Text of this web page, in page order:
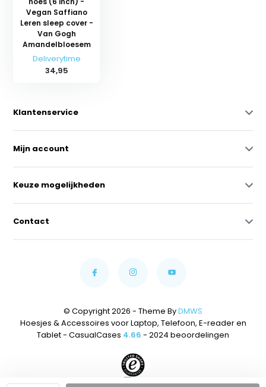
Vegan Saffiano
Leren sleep cover -
Van Gogh
Amandelbloesem
Deliverytime
34,95
Klantenservice
Mijn account
Keuze mogelijkheden
Contact
© Copyright 2026 - Theme ByDMWS
Hoesjes & Accessoires voor Laptop, Telefoon, E-reader en
Tablet - CasualCases 4.66 - 2024 beoordelingen